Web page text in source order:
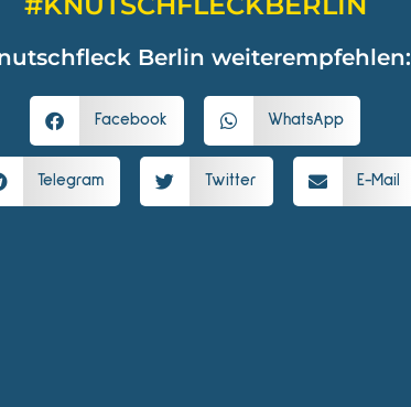
Berlin weiterempfehlen:
Facebook WhatsApp
Telegram Twitter E-Mail